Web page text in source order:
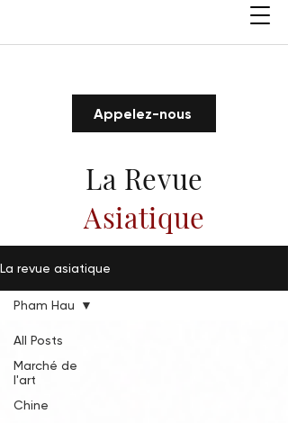
Appelez-nous
La Revue
Asiatique
La revue asiatique
All Posts
Marché de
l'art
Chine
Pham Hau